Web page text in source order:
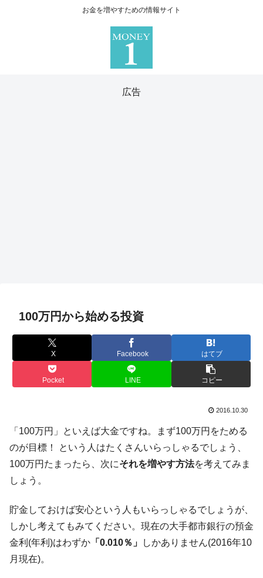
お金を増やすための情報サイト
広告
100万円から始める投資
X Facebook はてブ
Pocket LINE コピー
2016.10.30
「100万円」といえば大金ですね。まず100万円をためる
のが目標！ という人はたくさんいらっしゃるでしょう、
100万円たまったら、次にそれを増やす方法を考えてみま
しょう。
貯金しておけば安心という人もいらっしゃるでしょうが、
しかし考えてもみてください。現在の大手都市銀行の預金
金利(年利)はわずか 「0.010％」
しかありません(2016年10
月現在)。